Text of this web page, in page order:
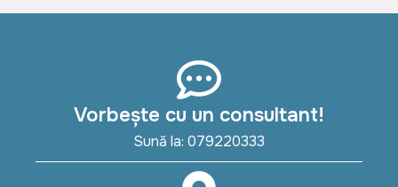
Vorbește cu un consultant!
Sună la: 079220333